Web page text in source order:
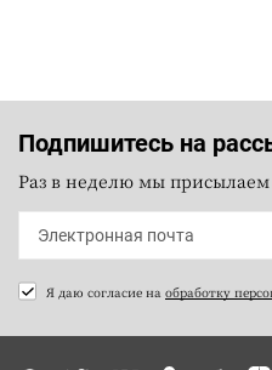
Подпишитесь на
Раз в неделю мы
Я даю согласие на обработку